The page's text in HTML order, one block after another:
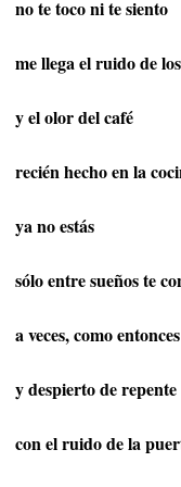
no te toco ni te siento
me llega el ruido de
y el olor del café
recién hecho en la
ya no estás
sólo entre sueños te
a veces, como entonces
y despierto de repente
con el ruido de la